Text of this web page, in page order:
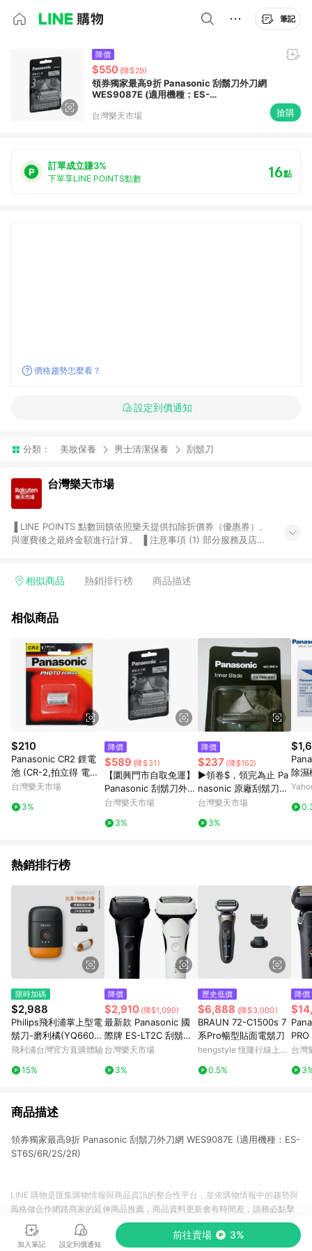
筆記
降價
$550 (降$29)
領券獨家最高9折 Panasonic 刮鬍刀外刀網
WES9087E (適用機種：ES-
台灣樂天市場 搶購
訂單成立賺3%
下單享LINE POINTS點數 16點
價格趨勢怎麼看？
設定到價通知
分類： 美妝保養 男士清潔保養 刮鬍刀
台灣樂天市場
與運費後之最終金額進行計算。 ▐ 注意事項 (1) 部分服務及店家
Smart mobile、神腦生活、JS巨盛、樂天KOBO電子書，請詳閱
台灣樂天市場，並在同一瀏覽器於24小時內結帳，才享有 LINE
市場 45 天內完成訂單出貨及結帳，則不符合贈點資格。 (4) 如
使用APP、或中途瀏覽比價網、回饋網、Google等其他網頁、或
由網頁版(電腦版/手機版網頁)切換為App都將會造成追蹤中斷而
無法進行 LINE POINTS 回饋。 (5) LINE 購物為購物資訊整合性
平台，商品資料更新會有時間差，如顯示之商品規格、顏色、價
位、贈品與台灣樂天市場銷售網頁不符，以銷售網頁標示為準。
(6) 導購訂單已逾 365 天，根據台灣樂天回饋規定，逾期訂單將
不符合回饋資格。 (7) 若上述或其他原因，致使消費者無接收到
點數回饋或點數回饋有爭議，台灣樂天市場保有更改條款與法律
追訴之權利，活動詳情以樂天市場網站公告為準。
相似商品 熱銷排行榜 商品描述
相似商品
$210
Panasonic CR2 鋰電
池 (CR-2,拍立得 電池/
mini25/mini55 50 8 7
台灣樂天市場
3%
降價
$589 (降$31)
【圜興門市自取免運】
Panasonic 刮鬍刀外刀
網 WES9087E (適用機
2R)
台灣樂天市場
3%
降價
$237 (降$162)
▶領卷$，領完為止 Pa
nasonic 原廠刮鬍刀刀
片 【WES9942 WES-
2、ES-3043、ES-SA
0.ES-874.ES-876.ES-
892.ES-893
台灣樂天市場
3%
除濕
6FH
熱銷排行榜
限時加碼
$2,988
Philips飛利浦掌上型電
鬍刀-磨利橘(YQ660/0
2)
飛利浦台灣官方直購體驗
15%
降價
$2,910 (降$1,090)
最新款 Panasonic 國
際牌 ES-LT2C 刮鬍刀
3刀頭 日本製 防水 國
買代購
台灣樂天市場
3%
歷史低價
$6,888 (降$3,000)
BRAUN 72-C1500s 7
系Pro暢型貼面電鬍刀
hengstyle 恆隆行線上購
0.5%
降價
士電
清洗
台灣
商品描述
領券獨家最高9折 Panasonic 刮鬍刀外刀網 WES9087E (適用機種：ES-
ST6S/6R/2S/2R)
加入筆記 設定到價通知
前往賣場 3%
LINE 購物是匯集購物情報與商品資訊的整合性平台，並依購物情報中的趨勢與
風格做合作網路商家的延伸商品推薦，商品資料更新會有時間差，請務必點擊
商品至各合作網路商家，確認現售價與購物條件，一切資訊以合作廠商網頁為
準。